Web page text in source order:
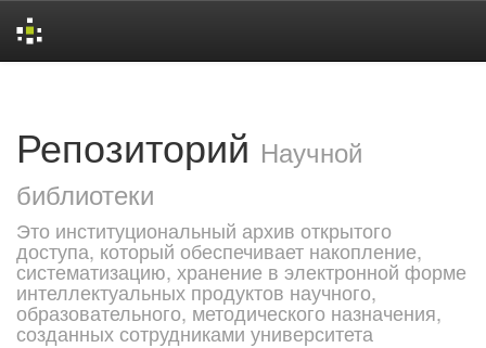
Репозиторий Научной
библиотеки
Это институциональный архив открытого
доступа, который обеспечивает накопление,
систематизацию, хранение в электронной форме
интеллектуальных продуктов научного,
образовательного, методического назначения,
созданных сотрудниками университета